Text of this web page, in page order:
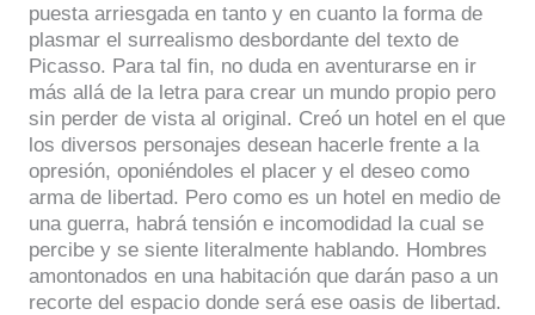
puesta arriesgada en tanto y en cuanto la forma de
plasmar el surrealismo desbordante del texto de
Picasso. Para tal fin, no duda en aventurarse en ir
más allá de la letra para crear un mundo propio pero
sin perder de vista al original. Creó un hotel en el que
los diversos personajes desean hacerle frente a la
opresión, oponiéndoles el placer y el deseo como
arma de libertad. Pero como es un hotel en medio de
una guerra, habrá tensión e incomodidad la cual se
percibe y se siente literalmente hablando. Hombres
amontonados en una habitación que darán paso a un
recorte del espacio donde será ese oasis de libertad.